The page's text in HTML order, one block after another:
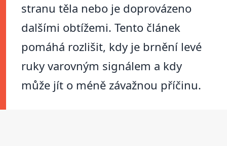
stranu těla nebo je doprovázeno
dalšími obtížemi. Tento článek
pomáhá rozlišit, kdy je brnění levé
ruky varovným signálem a kdy
může jít o méně závažnou příčinu.